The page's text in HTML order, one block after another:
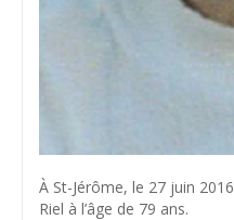
À St-Jérôme, le 27 juin
Riel à l’âge de 79 ans.